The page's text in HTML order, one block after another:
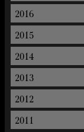
2016
2015
2014
2013
2012
2011